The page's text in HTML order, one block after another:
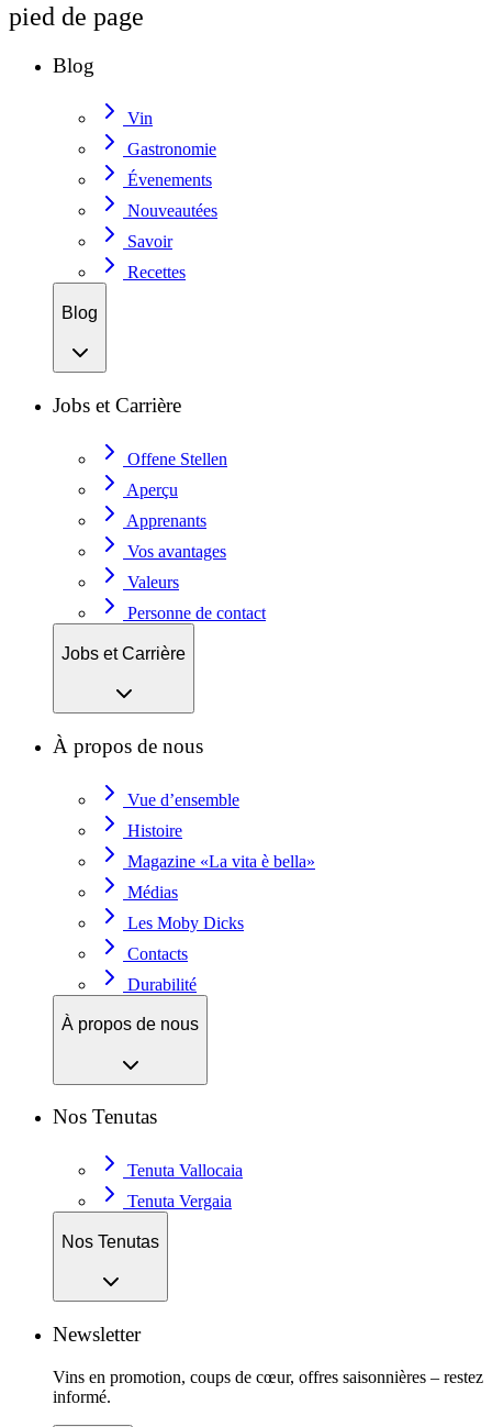
pied de page
Blog
Vin
Gastronomie
Évenements
Nouveautées
Savoir
Recettes
Blog
Jobs et Carrière
Offene Stellen
Aperçu
Apprenants
Vos avantages
Valeurs
Personne de contact
Jobs et Carrière
À propos de nous
Vue d’ensemble
Histoire
Magazine «La vita è bella»
Médias
Les Moby Dicks
Contacts
Durabilité
À propos de nous
Nos Tenutas
Tenuta Vallocaia
Tenuta Vergaia
Nos Tenutas
Newsletter
Vins en promotion, coups de cœur, offres saisonnières – restez
informé.